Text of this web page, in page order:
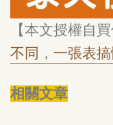
【本文授權自
不同，一張表搞
相關文章